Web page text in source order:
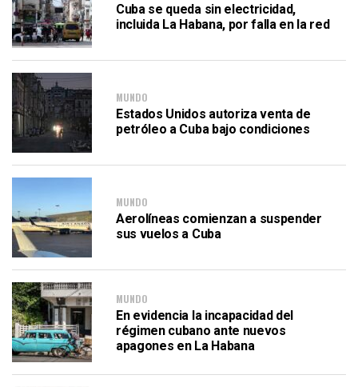
Cuba se queda sin electricidad,
incluida La Habana, por falla en la red
MUNDO
Estados Unidos autoriza venta de
petróleo a Cuba bajo condiciones
MUNDO
Aerolíneas comienzan a suspender
sus vuelos a Cuba
MUNDO
En evidencia la incapacidad del
régimen cubano ante nuevos
apagones en La Habana